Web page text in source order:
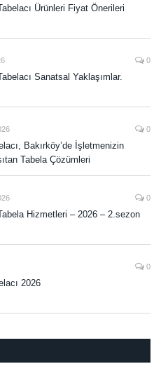
Ürünleri Fiyat Önerileri
0
Sanatsal Yaklaşımlar.
0
Bakırköy’de İşletmenizin
Tabela Çözümleri
0
Hizmetleri – 2026 – 2.sezon
0
2026